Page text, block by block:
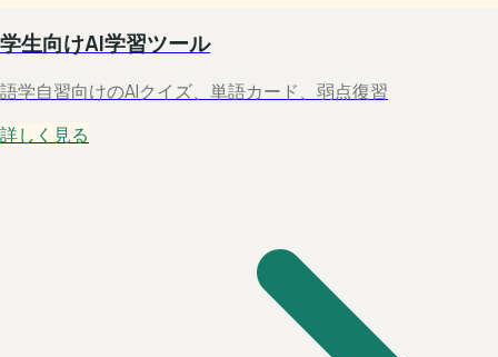
学生向けAI学習ツール
語学自習向けのAIクイズ、単語カード、弱点復習
詳しく見る